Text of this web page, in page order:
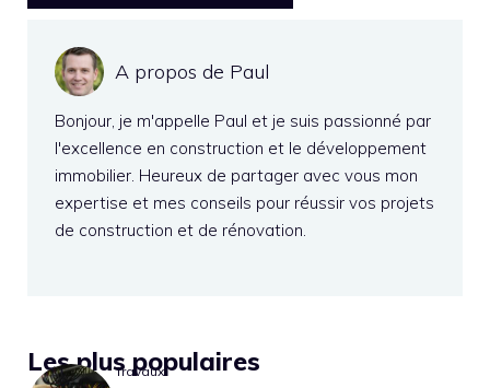
A propos de Paul
Bonjour, je m'appelle Paul et je suis passionné par
l'excellence en construction et le développement
immobilier. Heureux de partager avec vous mon
expertise et mes conseils pour réussir vos projets
de construction et de rénovation.
Les plus populaires
Travaux